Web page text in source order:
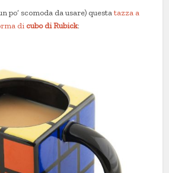
po’ scomoda da usare) questatazza a
dicubo di Rubick: